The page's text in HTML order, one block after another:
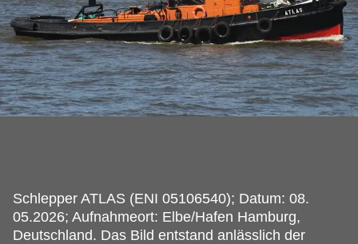
Schlepper ATLAS (ENI 05106540); Datum: 08.
05.2026; Aufnahmeort: Elbe/Hafen Hamburg,
Deutschland. Das Bild entstand anlässlich der